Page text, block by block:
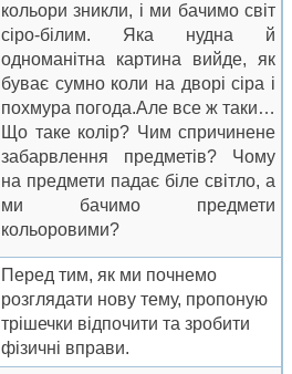
кольори зникли, і ми бачимо світ
сіро-білим. Яка нудна й
одноманітна картина вийде, як
буває сумно коли на дворі сіра і
похмура погода.Але все ж таки…
Що таке колір? Чим спричинене
забарвлення предметів? Чому
на предмети падає біле світло, а
ми бачимо предмети
кольоровими?
Перед тим, як ми почнемо
розглядати нову тему, пропоную
трішечки відпочити та зробити
фізичні вправи.